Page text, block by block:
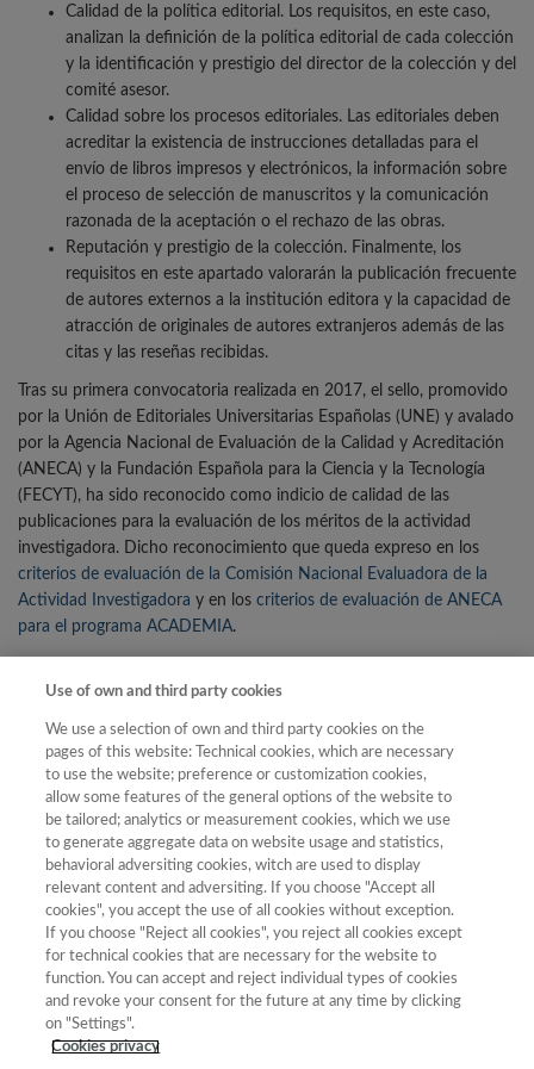
Calidad de la política editorial. Los requisitos, en este caso,
analizan la definición de la política editorial de cada colección
y la identificación y prestigio del director de la colección y del
comité asesor.
Calidad sobre los procesos editoriales. Las editoriales deben
acreditar la existencia de instrucciones detalladas para el
envío de libros impresos y electrónicos, la información sobre
el proceso de selección de manuscritos y la comunicación
razonada de la aceptación o el rechazo de las obras.
Reputación y prestigio de la colección. Finalmente, los
requisitos en este apartado valorarán la publicación frecuente
de autores externos a la institución editora y la capacidad de
atracción de originales de autores extranjeros además de las
citas y las reseñas recibidas.
Tras su primera convocatoria realizada en 2017, el sello, promovido
por la Unión de Editoriales Universitarias Españolas (UNE) y avalado
por la Agencia Nacional de Evaluación de la Calidad y Acreditación
(ANECA) y la Fundación Española para la Ciencia y la Tecnología
(FECYT), ha sido reconocido como indicio de calidad de las
publicaciones para la evaluación de los méritos de la actividad
investigadora. Dicho reconocimiento que queda expreso en los
criterios de evaluación de la Comisión Nacional Evaluadora de la
Actividad Investigadora y en los criterios de evaluación de ANECA
para el programa ACADEMIA.
publicaciones de investigación para que las contribuciones
que las comisiones de evaluación podrán tener en cuenta el sello
CEA-APQ como fuente de referencia de publicaciones que cumplen
con dichos criterios.
47 colecciones acreditadas
Hasta el momento, 47 colecciones han obtenido este sello
reconoce las mejores prácticas dentro de la edición universitaria
española, promueve y estimula la calidad en la edición académica y
es un signo distintivo para las agencias de evaluación de la
actividad investigadora y la comunidad universitaria,
Al frente de la creación y desarrollo del
Académica –Academic Publishing Quality
Use of own and third party cookies
We use a selection of own and third party cookies on the
pages of this website: Technical cookies, which are necessary
to use the website; preference or customization cookies,
allow some features of the general options of the website to
be tailored; analytics or measurement cookies, which we use
to generate aggregate data on website usage and statistics,
behavioral adversiting cookies, witch are used to display
relevant content and adversiting. If you choose "Accept all
cookies", you accept the use of all cookies without exception.
If you choose "Reject all cookies", you reject all cookies except
for technical cookies that are necessary for the website to
function. You can accept and reject individual types of cookies
and revoke your consent for the future at any time by clicking
on "Settings".
Cookies privacy